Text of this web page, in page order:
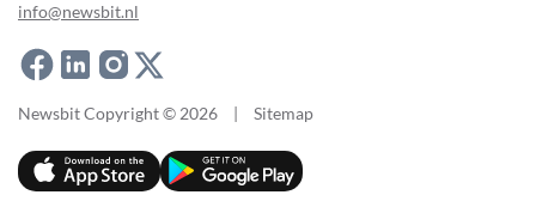
info@newsbit.nl
Newsbit Copyright © 2026 | Sitemap